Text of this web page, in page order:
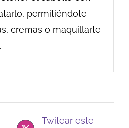
permitiéndote
cremas o maquillarte
Twitear este